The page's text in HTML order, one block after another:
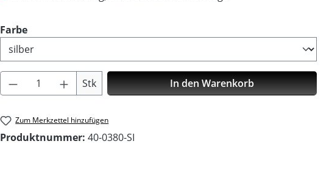
Farbeauswählen
Produkt Anzahl: Gib den gewünschten Wert
Stk In den Warenkorb
Zum Merkzettel hinzufügen
Produktnummer: 40-0380-SI